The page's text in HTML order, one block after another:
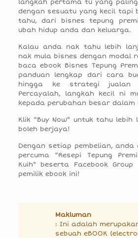
langkah pertama tu yang
dengan sesuatu yang kecil tapi
tahu, dari bisnes tepung
ubah hidup anda dan keluarga.
Kalau anda nak tahu lebih
nak mula bisnes dengan modal
baca ebook Bisnes Tepung
panduan lengkap dari cara
hingga ke strategi jualan
Percayalah, langkah kecil ni
kepada perubahan besar dalam
Klik “Buy Now” untuk tahu
boleh berjaya!
Dengan setiap pembelian, anda
percuma “Resepi Tepung
Kuih” beserta Facebook
pemilik ebook ini!
Makluman
: Ini adalah
sebuah eBOOK